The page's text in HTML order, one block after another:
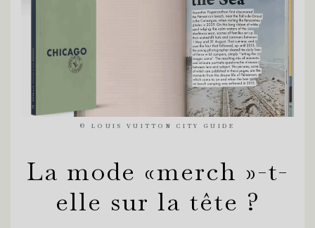
© LOUIS VUITTON CITY GUIDE
La mode «merch »-t-
elle sur la tête ?